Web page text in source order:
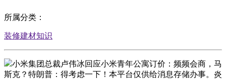
所属分类：
装修建材知识
小米集团总裁卢伟冰回应小米青年公寓订价：频频会商，马
斯克？特朗普：得考虑一下！本平台仅供给消息存储办事。炎